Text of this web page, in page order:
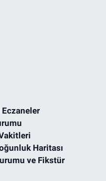
Haritası
ve Fikstür